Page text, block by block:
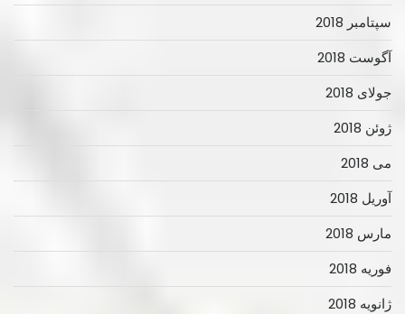
سپتامبر 2018
آگوست 2018
جولای 2018
ژوئن 2018
می 2018
آوریل 2018
مارس 2018
فوریه 2018
ژانویه 2018